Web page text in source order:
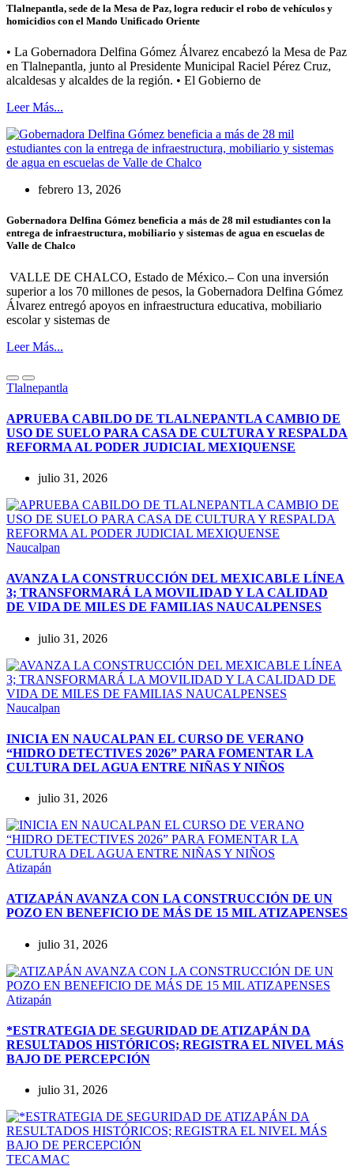
Tlalnepantla, sede de la Mesa de Paz, logra reducir el robo de vehículos y
homicidios con el Mando Unificado Oriente
• La Gobernadora Delfina Gómez Álvarez encabezó la Mesa de Paz
en Tlalnepantla, junto al Presidente Municipal Raciel Pérez Cruz,
alcaldesas y alcaldes de la región. • El Gobierno de
Leer Más...
febrero 13, 2026
Gobernadora Delfina Gómez beneficia a más de 28 mil estudiantes con la
entrega de infraestructura, mobiliario y sistemas de agua en escuelas de
Valle de Chalco
VALLE DE CHALCO, Estado de México.– Con una inversión
superior a los 70 millones de pesos, la Gobernadora Delfina Gómez
Álvarez entregó apoyos en infraestructura educativa, mobiliario
escolar y sistemas de
Leer Más...
Tlalnepantla
APRUEBA CABILDO DE TLALNEPANTLA CAMBIO DE
USO DE SUELO PARA CASA DE CULTURA Y RESPALDA
REFORMA AL PODER JUDICIAL MEXIQUENSE
julio 31, 2026
Naucalpan
AVANZA LA CONSTRUCCIÓN DEL MEXICABLE LÍNEA
3; TRANSFORMARÁ LA MOVILIDAD Y LA CALIDAD
DE VIDA DE MILES DE FAMILIAS NAUCALPENSES
julio 31, 2026
Naucalpan
INICIA EN NAUCALPAN EL CURSO DE VERANO
“HIDRO DETECTIVES 2026” PARA FOMENTAR LA
CULTURA DEL AGUA ENTRE NIÑAS Y NIÑOS
julio 31, 2026
Atizapán
ATIZAPÁN AVANZA CON LA CONSTRUCCIÓN DE UN
POZO EN BENEFICIO DE MÁS DE 15 MIL ATIZAPENSES
julio 31, 2026
Atizapán
*ESTRATEGIA DE SEGURIDAD DE ATIZAPÁN DA
RESULTADOS HISTÓRICOS; REGISTRA EL NIVEL MÁS
BAJO DE PERCEPCIÓN
julio 31, 2026
TECAMAC